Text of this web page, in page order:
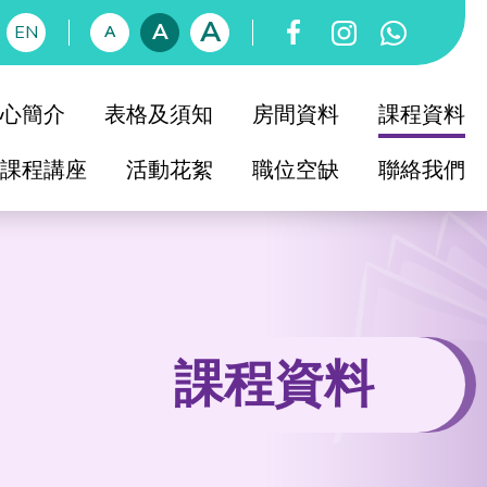
EN A A A
簡介
中心簡介
表格及須知 房間資料
課程資料
課程講座
活動花絮 職位空缺 聯絡我們
課程資料